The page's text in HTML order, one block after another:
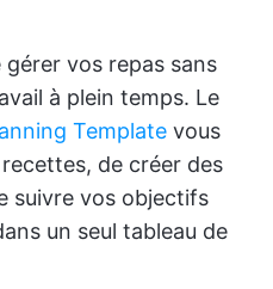
vos repas sans
à plein temps. Le
Template vous
de créer des
suivre vos objectifs
un seul tableau de